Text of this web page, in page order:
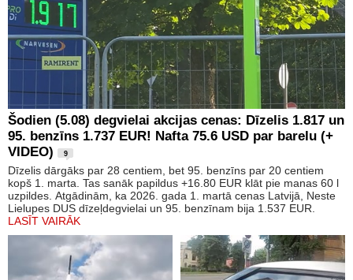
Šodien (5.08) degvielai akcijas cenas: Dīzelis 1.817 un
95. benzīns 1.737 EUR! Nafta 75.6 USD par barelu (+
VIDEO)
9
Dīzelis dārgāks par 28 centiem, bet 95. benzīns par 20 centiem
kopš 1. marta. Tas sanāk papildus +16.80 EUR klāt pie manas 60 l
uzpildes. Atgādinām, ka 2026. gada 1. martā cenas Latvijā, Neste
Lielupes DUS dīzeļdegvielai un 95. benzīnam bija 1.537 EUR.
LASĪT VAIRĀK